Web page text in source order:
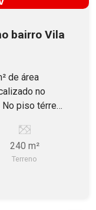
bairro Vila
de área
no
No piso térreo
com blindex
240 m²
Terreno